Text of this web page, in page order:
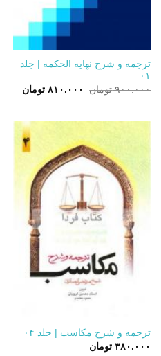
ترجمه و شرح نهایه الحکمه | جلد
۰۱
۹۰۰.۰۰۰ تومان
قیمت
۸۱۰.۰۰۰ تومانقیمت
ترجمه و شرح مکاسب | جلد ۰۴
۳۸۰.۰۰۰ تومان